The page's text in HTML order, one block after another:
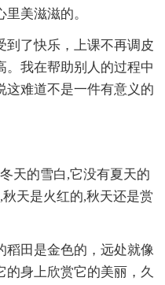
美滋滋的。
到了快乐，上课不再调皮
。我在帮助别人的过程中
这难道不是一件有意义的
天的雪白,它没有夏天的
天是火红的,秋天还是赏
稻田是金色的，远处就像
身上欣赏它的美丽，久